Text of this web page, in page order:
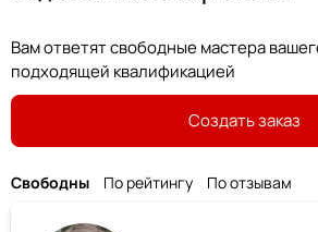
Вам ответят свободные мастера
подходящей квалификацией
Создать заказ
Свободны По рейтингу По отзывам